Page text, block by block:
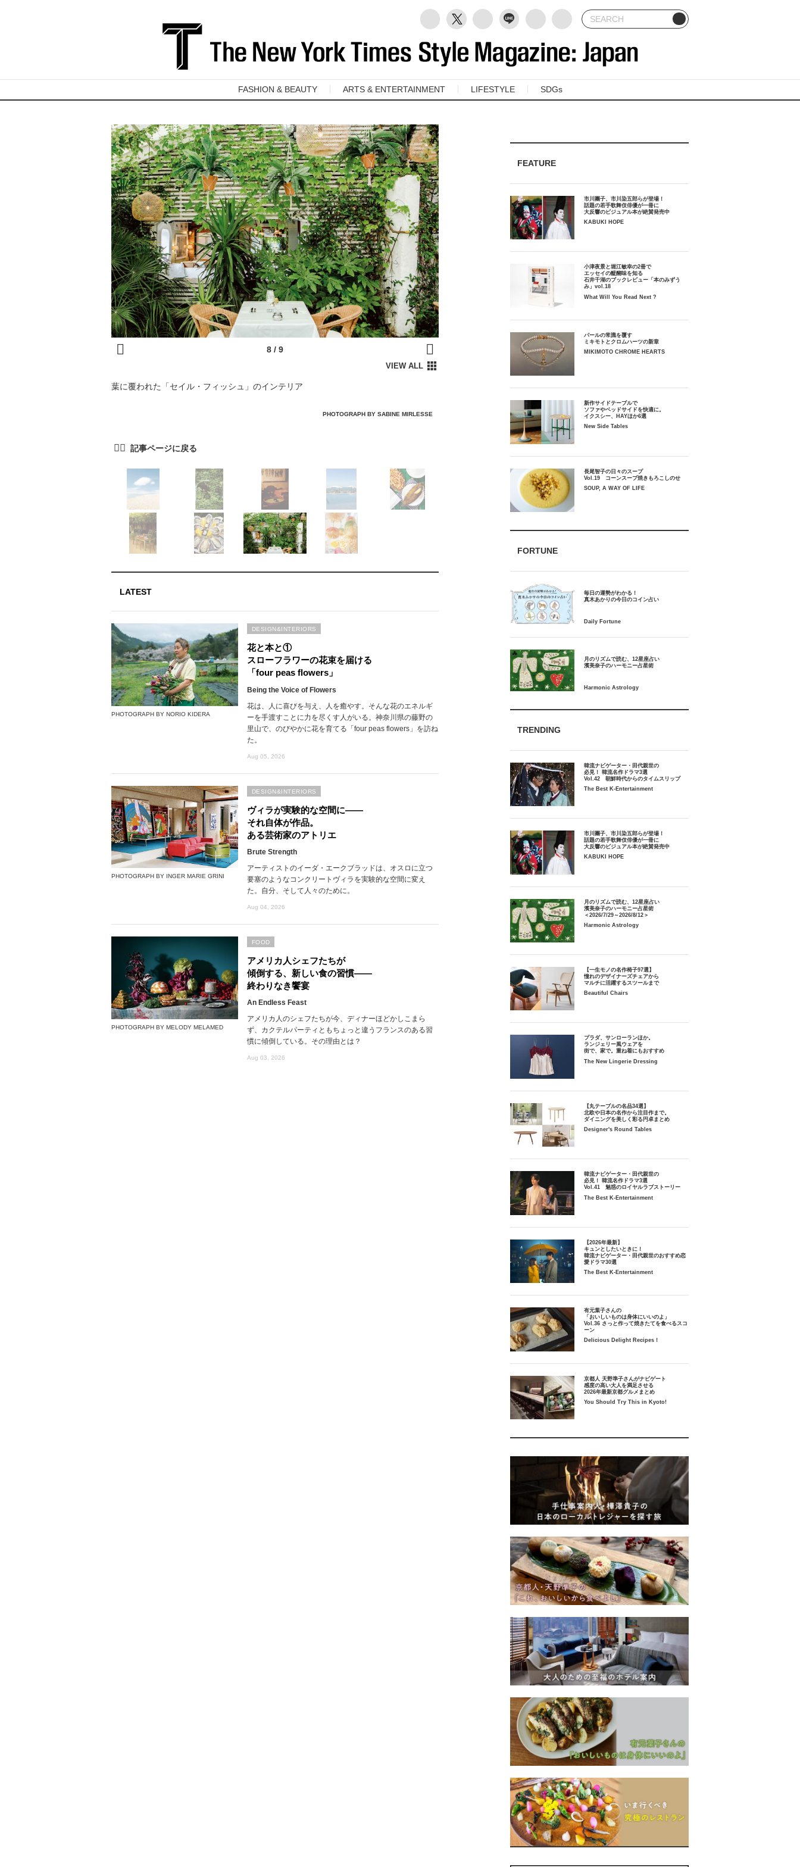
FASHION & BEAUTY ARTS & ENTERTAINMENT LIFESTYLE SDGs
葉に覆われた「セイル・フィッシュ」のインテリア
PHOTOGRAPH BY SABINE MIRLESSE
LATEST
PHOTOGRAPH BY NORIO KIDERA
花と本と①
スローフラワーの花束を届ける
「four peas flowers」
Being the Voice of Flowers
花は、人に喜びを与え、人を癒やす。そんな花のエネルギ
ーを手渡すことに力を尽くす人がいる。神奈川県の藤野の
里山で、のびやかに花を育てる「four peas flowers」を訪ね
た。
Aug 05, 2026
DESIGN&INTERIORS
PHOTOGRAPH BY INGER MARIE GRINI
ヴィラが実験的な空間に――
それ自体が作品。
ある芸術家のアトリエ
Brute Strength
アーティストのイーダ・エークブラッドは、オスロに立つ
要塞のようなコンクリートヴィラを実験的な空間に変え
た。自分、そして人々のために。
Aug 04, 2026
DESIGN&INTERIORS
PHOTOGRAPH BY MELODY MELAMED
アメリカ人シェフたちが
傾倒する、新しい食の習慣――
終わりなき饗宴
An Endless Feast
アメリカ人のシェフたちが今、ディナーほどかしこまら
ず、カクテルパーティともちょっと違うフランスのある習
慣に傾倒している。その理由とは？
Aug 03, 2026
FOOD
FEATURE
市川團子、市川染五郎らが登場！
話題の若手歌舞伎俳優が一冊に
大反響のビジュアル本が絶賛発売中
KABUKI HOPE
小津夜景と堀江敏幸の2冊で
エッセイの醍醐味を知る
石井千湖のブックレビュー「本のみずう
み」vol.18
What Will You Read Next ?
パールの常識を覆す
ミキモトとクロムハーツの新章
MIKIMOTO CHROME HEARTS
新作サイドテーブルで
ソファやベッドサイドを快適に。
イクスシー、HAYほか6選
New Side Tables
長尾智子の日々のスープ
Vol.19 コーンスープ焼きもろこしのせ
SOUP, A WAY OF LIFE
FORTUNE
毎日の運勢がわかる！
月のリズムで読む、12星座占い
TRENDING
韓流ナビゲーター・田代親世の
必見！ 韓流名作ドラマ3選
Vol.42 朝鮮時代からのタイムスリップ
The Best K-Entertainment
市川團子、市川染五郎らが登場！
話題の若手歌舞伎俳優が一冊に
大反響のビジュアル本が絶賛発売中
KABUKI HOPE
月のリズムで読む、12星座占い
濱美奈子のハーモニー占星術
＜2026/7/29～2026/8/12＞
Harmonic Astrology
【一生モノの名作椅子97選】
憧れのデザイナーズチェアから
マルチに活躍するスツールまで
Beautiful Chairs
プラダ、サンローランほか。
ランジェリー風ウェアを
街で、家で。重ね着にもおすすめ
The New Lingerie Dressing
【丸テーブルの名品34選】
北欧や日本の名作から注目作まで。
ダイニングを美しく彩る円卓まとめ
Designer's Round Tables
韓流ナビゲーター・田代親世の
必見！ 韓流名作ドラマ3選
Vol.41 魅惑のロイヤルラブストーリー
The Best K-Entertainment
【2026年最新】
キュンとしたいときに！
韓流ナビゲーター・田代親世のおすすめ恋
愛ドラマ30選
The Best K-Entertainment
有元葉子さんの
「おいしいものは身体にいいのよ」
Vol.36 さっと作って焼きたてを食べるスコ
ーン
Delicious Delight Recipes！
京都人 天野準子さんがナビゲート
感度の高い大人を満足させる
2026年最新京都グルメまとめ
You Should Try This in Kyoto!